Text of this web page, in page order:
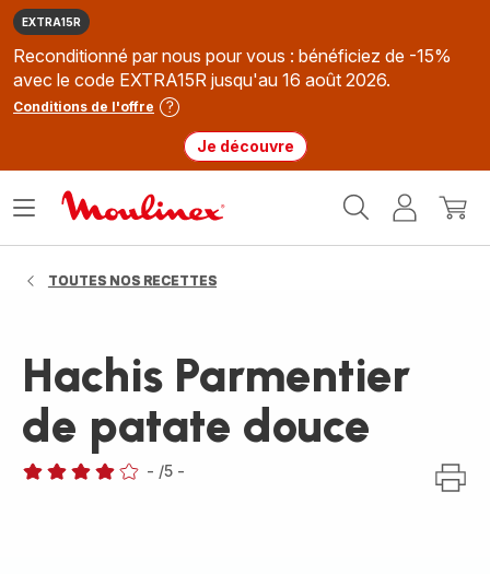
EXTRA15R
Reconditionné par nous pour vous : bénéficiez de -15%
avec le code EXTRA15R jusqu'au 16 août 2026.
Conditions de l'offre
Je découvre
MonMon
Ouvrir
TOUTES NOS RECETTES
Hachis Parmentier
de patate douce
- /5 -